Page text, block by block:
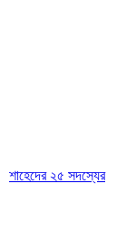
শাহেদের ২৫ সদস্যের